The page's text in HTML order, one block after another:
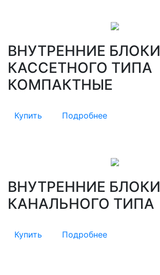
ВНУТРЕННИЕ БЛОКИ
КАССЕТНОГО ТИПА
КОМПАКТНЫЕ
Купить Подробнее
ВНУТРЕННИЕ БЛОКИ
КАНАЛЬНОГО ТИПА
Купить Подробнее